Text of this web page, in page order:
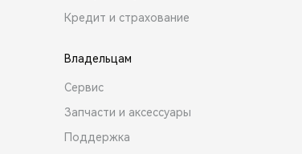
Кредит и страхование
Владельцам
Сервис
Запчасти и аксессуары
Поддержка